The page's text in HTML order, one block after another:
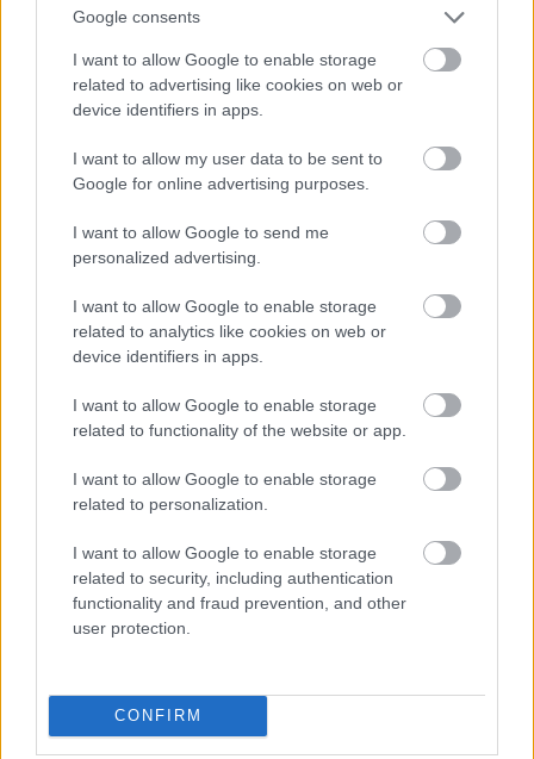
Google consents
I want to allow Google to enable storage
related to advertising like cookies on web or
device identifiers in apps.
I want to allow my user data to be sent to
Google for online advertising purposes.
I want to allow Google to send me
personalized advertising.
I want to allow Google to enable storage
related to analytics like cookies on web or
device identifiers in apps.
I want to allow Google to enable storage
related to functionality of the website or app.
I want to allow Google to enable storage
related to personalization.
I want to allow Google to enable storage
related to security, including authentication
functionality and fraud prevention, and other
user protection.
CONFIRM
Azt szokás mondani Amerikában, hogy egy
valami kölcsönvett és valami kék. Ezzel a ruhával az
elsőt és az utolsót ki is lehet pipálni.
Fotó: JP Yim / Getty Images Hungary